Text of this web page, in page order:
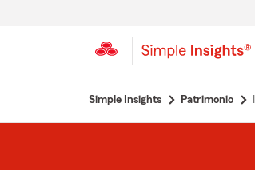
Simple Insights Patrimonio